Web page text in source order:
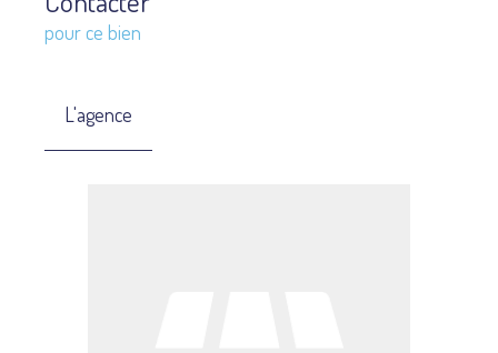
pour ce bien
L'agence